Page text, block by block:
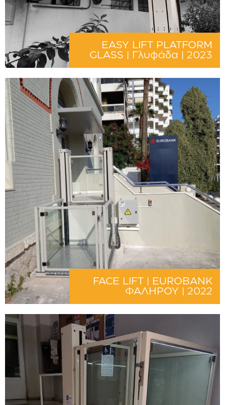
EASY LIFT PLATFORM
GLASS | Γλυφάδα | 2023
FACE LIFT | EUROBANK
ΦΑΛΗΡΟΥ | 2022